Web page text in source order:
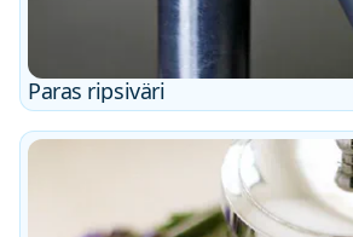
Paras ripsiväri